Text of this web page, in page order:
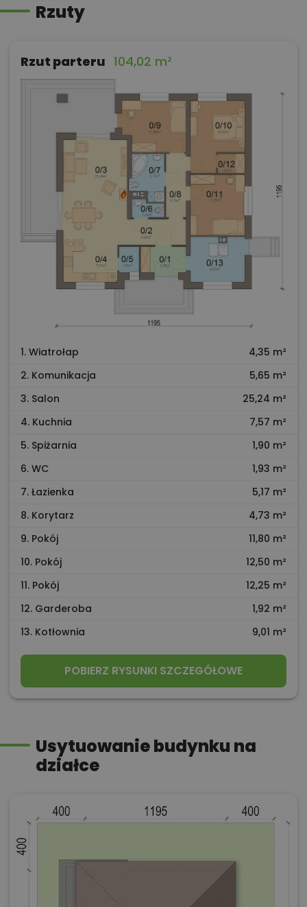
Rzuty
Rzut parteru 104,02 m²
1. Wiatrołap
4,35 m²
2. Komunikacja
5,65 m²
3. Salon
25,24 m²
4. Kuchnia
7,57 m²
5. Spiżarnia
1,90 m²
6. WC
1,93 m²
7. Łazienka
5,17 m²
8. Korytarz
4,73 m²
9. Pokój
11,80 m²
10. Pokój
12,50 m²
11. Pokój
12,25 m²
12. Garderoba
1,92 m²
13. Kotłownia
9,01 m²
POBIERZ RYSUNKI SZCZEGÓŁOWE
Usytuowanie budynku na
działce